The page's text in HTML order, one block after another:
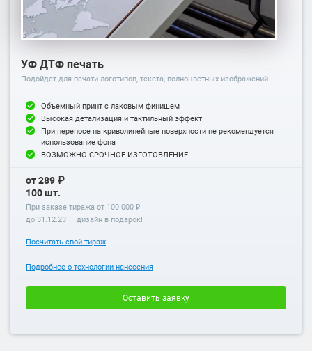
УФ ДТФ печать
Подойдет для печати логотипов, текста, полноцветных изображений
Объемный принт с лаковым финишем
Высокая детализация и тактильный эффект
При переносе на криволинейные поверхности не рекомендуется
использование фона
ВОЗМОЖНО СРОЧНОЕ ИЗГОТОВЛЕНИЕ
от 289 ₽
100 шт.
При заказе тиража от 100 000 ₽
до 31.12.23 — дизайн в подарок!
Посчитать свой тираж
Подробнее о технологии нанесения
Оставить заявку